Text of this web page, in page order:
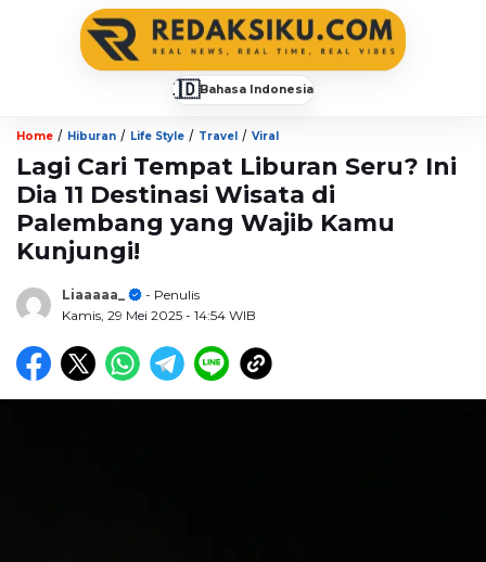
🇮🇩Bahasa Indonesia
Home / Hiburan / Life Style / Travel / Viral
Lagi Cari Tempat Liburan Seru? Ini
Dia 11 Destinasi Wisata di
Palembang yang Wajib Kamu
Kunjungi!
Liaaaaa_
- Penulis
Kamis, 29 Mei 2025 - 14:54 WIB